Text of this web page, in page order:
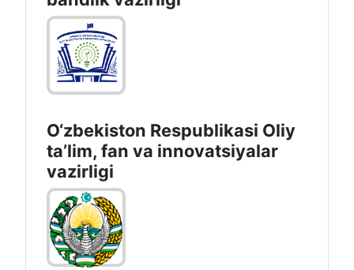
O‘zbekiston Respublikasi Oliy
taʼlim, fan va innovatsiyalar
vazirligi